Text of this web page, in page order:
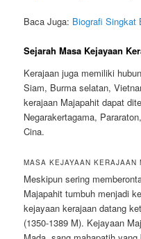
Baca Juga: Biografi Singkat
Sejarah Masa Kejayaan
Kerajaan juga memiliki
Siam, Burma selatan,
kerajaan Majapahit dapat
Negarakertagama,
Cina.
MASA KEJAYAAN KERAJAAN
Meskipun sering
Majapahit tumbuh menjadi
kejayaan kerajaan datang
(1350-1389 M). Kejayaan